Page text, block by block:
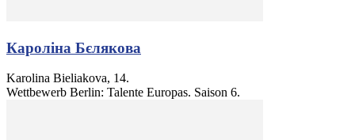
Кароліна Бєлякова
Karolina Bieliakova, 14.
Wettbewerb Berlin: Talente Europas. Saison 6.